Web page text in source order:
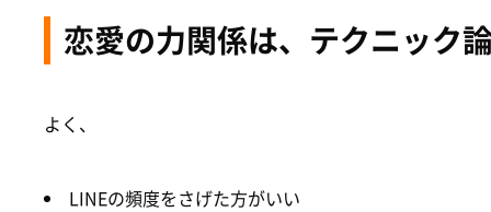
恋愛の力関係は、テクニック
よく、
LINEの頻度をさげた方がいい